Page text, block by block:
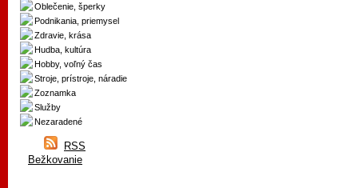
Oblečenie, šperky
Podnikania, priemysel
Zdravie, krása
Hudba, kultúra
Hobby, voľný čas
Stroje, prístroje, náradie
Zoznamka
Služby
Nezaradené
RSS
Bežkovanie